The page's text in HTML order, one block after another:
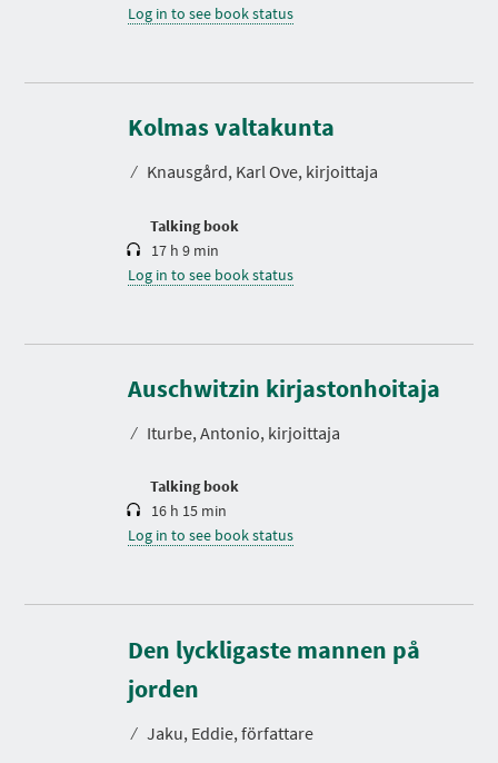
Log in to see book status
Kolmas valtakunta
⁄ Knausgård, Karl Ove, kirjoittaja
Talking book
D
r
a
i
17 h 9 min
Log in to see book status
Auschwitzin kirjastonhoitaja
⁄ Iturbe, Antonio, kirjoittaja
Talking book
D
r
a
i
16 h 15 min
Log in to see book status
Den lyckligaste mannen på
jorden
⁄ Jaku, Eddie, författare
D
u
r
a
i